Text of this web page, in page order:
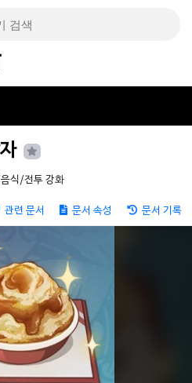
식/전투 강화
관련 문서 문서 속성 문서 기록